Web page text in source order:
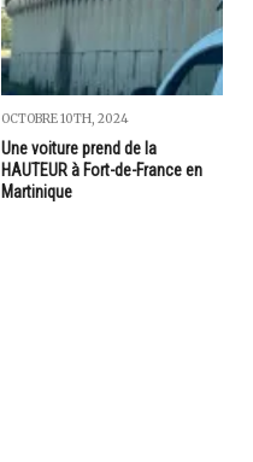
OCTOBRE 10TH, 2024
Une voiture prend de la
HAUTEUR à Fort-de-France en
Martinique